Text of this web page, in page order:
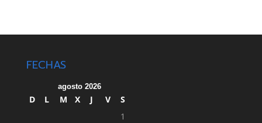
FECHAS
agosto 2026
D L M X J V
S
1